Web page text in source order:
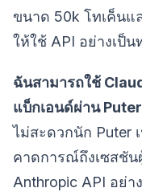
ขนาด 50k โทเค็นแ
ให้ใช้ API อย่างเป็น
ฉันสามารถใช้
แบ็กเอนด์ผ่าน
ไม่สะดวกนัก Puter
คาดการณ์ถึงเซสชัน
Anthropic API อย่า